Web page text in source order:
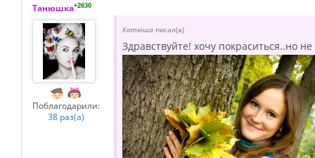
Танюшка+2630
Поблагодарили:
38 раз(а)
Катюша писал(а)
Здравствуйте! хочу покраситься..но